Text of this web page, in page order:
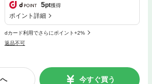
5pt獲得
ポイント詳細
dカード利用でさらにポイント+2%
返品不可
今すぐ買う